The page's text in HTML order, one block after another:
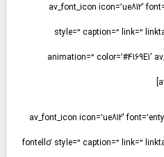
[av_font_icon icon=’ue812′
style=” caption=” link=”
animation=” color=’#4169E1′
[av_font_icon icon=’ue812′
fontello’ style=” caption=” link=”